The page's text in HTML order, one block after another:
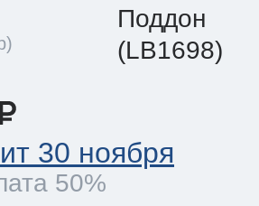
Поддон
(LB1698)
30 ноября
50%